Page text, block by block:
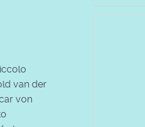
van der
von